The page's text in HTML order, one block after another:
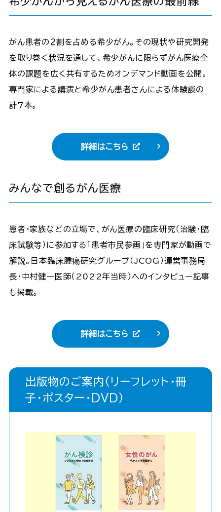
がん患者の２割を占める希少がん。その現状や研究開発
を取り巻く状況を通して、希少がんに限らずがん医療全
体の課題を広く共有するためオンデマンド動画を公開。
専門家による講演と希少がん患者さんによる体験談の
計7本。
詳細はこちら
みんなで創るがん医療
患者･家族などの立場で、がん医療の臨床研究（治験･臨
床試験等）に参加する「患者市民参画」を専門家が動画で
解説。日本臨床腫瘍研究グループ（JCOG）運営事務局
長・中村健一医師（2022年当時）へのインタビュー記事
も掲載。
詳細はこちら
出版物のご案内（リーフレット・冊
子・ポスター・DVD）